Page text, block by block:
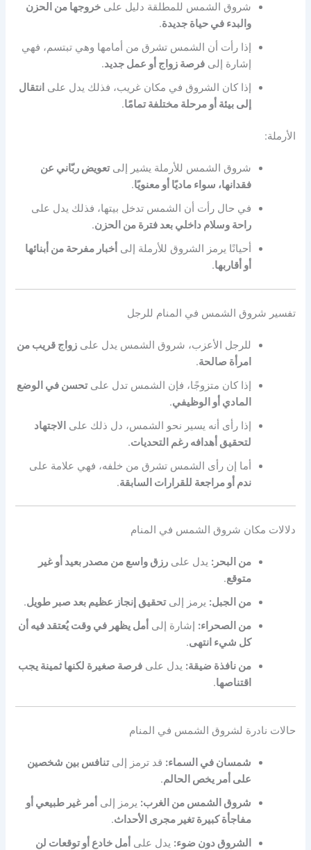
شروق الشمس للمطلقة دليل علىخروجها من الحزن
والبدء في حياة جديدة.
إذا رأت أن الشمس تشرق من أمامها وهي تبتسم، فهي
إشارة إلىفرصة زواج أو عمل جديد.
إذا كان الشروق في مكان غريب، فذلك يدل على انتقال
إلى بيئة أو مرحلة مختلفة تمامًا.
الأرملة:
شروق الشمس للأرملة يشير إلىتعويض ربّاني عن
فقدانها، سواء ماديًا أو معنويًا.
في حال رأت أن الشمس تدخل بيتها، فذلك يدل على
راحة وسلام داخلي بعد فترة من الحزن.
أحيانًا يرمز الشروق للأرملة إلى أخبار مفرحة من أبنائها
أو أقاربها.
تفسير شروق الشمس في المنام للرجل
للرجل الأعزب، شروق الشمس يدل علىزواج قريب من
امرأة صالحة.
إذا كان متزوجًا، فإن الشمس تدل علىتحسن في الوضع
المادي أو الوظيفي.
إذا رأى أنه يسير نحو الشمس، دل ذلك على الاجتهاد
لتحقيق أهدافه رغم التحديات.
أما إن رأى الشمس تشرق من خلفه، فهي علامة على
ندم أو مراجعة للقرارات السابقة.
دلالات مكان شروق الشمس في المنام
من البحر: يدل علىرزق واسع من مصدر بعيد أو غير
متوقع.
من الجبل: يرمز إلىتحقيق إنجاز عظيم بعد صبر طويل.
من الصحراء: إشارة إلى أمل يظهر في وقت يُعتقد فيه أن
كل شيء انتهى.
من نافذة ضيقة: يدل علىفرصة صغيرة لكنها ثمينة يجب
اقتناصها.
حالات نادرة لشروق الشمس في المنام
شمسان في السماء: قد ترمز إلىتنافس بين شخصين
على أمر يخص الحالم.
شروق الشمس من الغرب: يرمز إلى أمر غير طبيعي أو
مفاجأة كبيرة تغير مجرى الأحداث.
الشروق دون ضوء: يدل على أمل خادع أو توقعات لن